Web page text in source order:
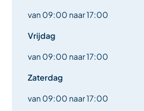
van 09:00 naar 17:00
Vrijdag
van 09:00 naar 17:00
Zaterdag
van 09:00 naar 17:00